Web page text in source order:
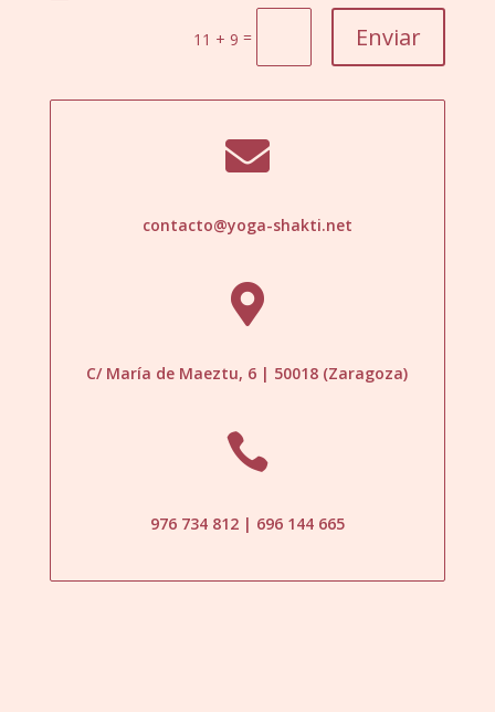
11 + 9 = Enviar

contacto@yoga-shakti.net

C/ María de Maeztu, 6 | 50018 (Zaragoza)

976 734 812 | 696 144 665